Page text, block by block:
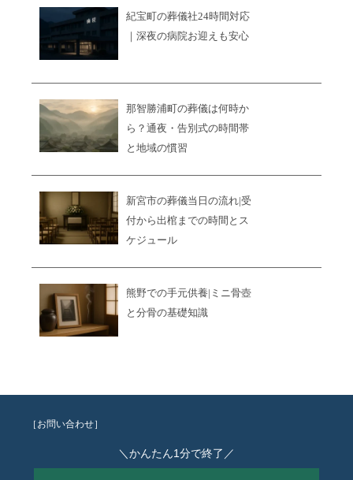
紀宝町の葬儀社24時間対応
｜深夜の病院お迎えも安心
那智勝浦町の葬儀は何時か
ら？通夜・告別式の時間帯
と地域の慣習
新宮市の葬儀当日の流れ|受
付から出棺までの時間とス
ケジュール
熊野での手元供養|ミニ骨壺
と分骨の基礎知識
［お問い合わせ］
＼かんたん1分で終了／